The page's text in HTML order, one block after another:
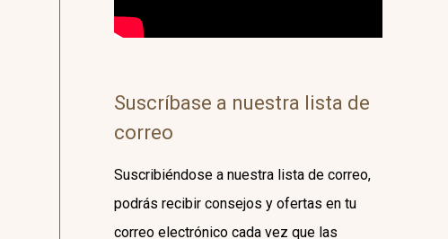
Suscríbase a nuestra lista de
correo
Suscribiéndose a nuestra lista de correo,
podrás recibir consejos y ofertas en tu
correo electrónico cada vez que las